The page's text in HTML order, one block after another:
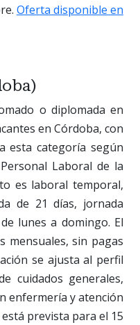
Oferta disponible en
o diplomada en
en Córdoba, con
esta categoría según
Laboral de la
es laboral temporal,
de 21 días, jornada
lunes a domingo. El
mensuales, sin pagas
se ajusta al perfil
cuidados generales,
enfermería y atención
prevista para el 15